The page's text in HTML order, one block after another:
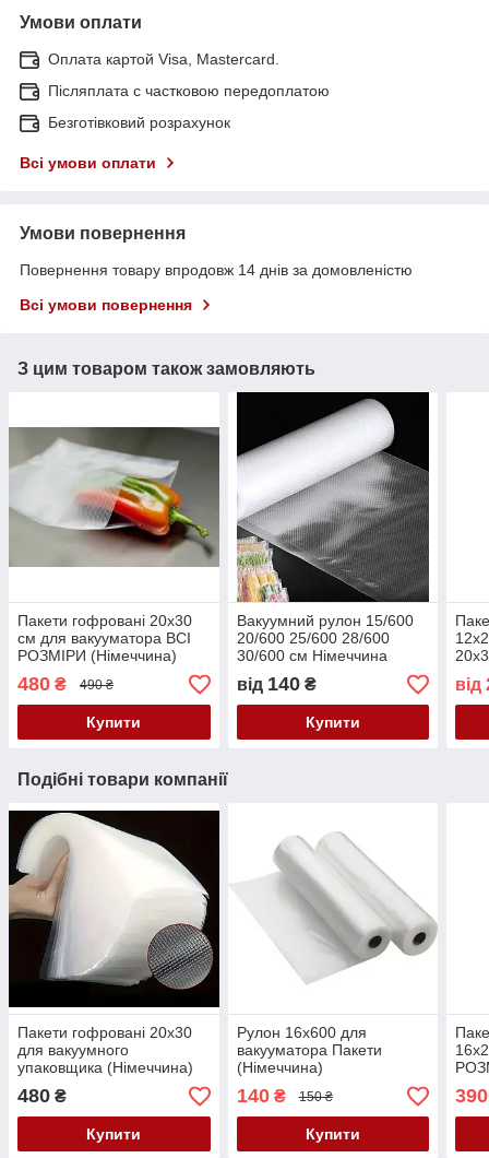
Умови оплати
Оплата картой Visa, Mastercard.
Післяплата c частковою передоплатою
Безготівковий розрахунок
Всі умови оплати
Умови повернення
Повернення товару впродовж 14 днів за домовленістю
Всі умови повернення
З цим товаром також замовляють
Пакети гофровані 20х30
см для вакууматора ВСІ
РОЗМІРИ (Німеччина)
480 ₴ 490 ₴
Купити
Вакуумний рулон 15/600
20/600 25/600 28/600
30/600 см Німеччина
від 140₴
Купити
від
Подібні товари компанії
Пакети гофровані 20х30
для вакуумного
упаковщика (Німеччина)
480 ₴
Купити
Рулон 16х600 для
вакууматора Пакети
(Німеччина)
140₴ 150 ₴
Купити
390